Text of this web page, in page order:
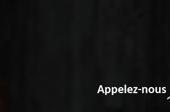
Appelez-nous